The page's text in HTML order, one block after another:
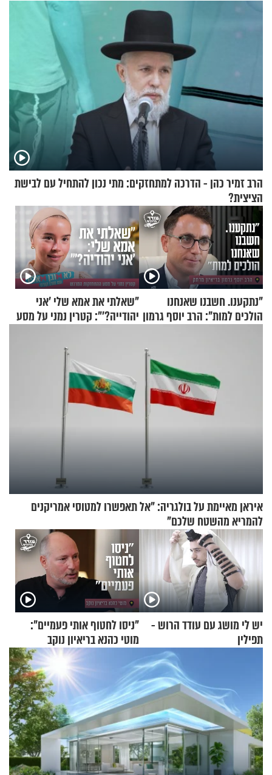
גרוסמן בשיחה מיוחדת
בשיעור מיוחד
הרב זמיר כהן - הדרכה למתחזקים: מתי נכון להתחיל עם לבישת
הציצית?
"נתקענו. חשבנו שאנחנו
הולכים למות": הרב יוסף גרמון
"שאלתי את אמא שלי 'אני
יהודייה?'": קטרין נמני על מסע
איראן מאיימת על בולגריה: "אל תאפשרו למטוסי אמריקנים
להמריא מהשטח שלכם"
יש לי מושג עם עודד הרוש -
תפילין
"ניסו לחטוף אותי פעמיים":
מוטי כהנא בריאיון נוקב